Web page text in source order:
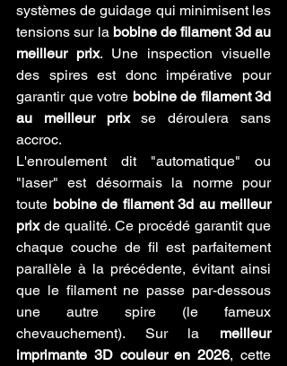
systèmes de guidage qui minimisent les
tensions sur la bobine de filament 3d au
meilleur prix. Une inspection visuelle
des spires est donc impérative pour
garantir que votre bobine de filament 3d
au meilleur prix se déroulera sans
accroc.
L'enroulement dit "automatique" ou
"laser" est désormais la norme pour
toute bobine de filament 3d au meilleur
prix de qualité. Ce procédé garantit que
chaque couche de fil est parfaitement
parallèle à la précédente, évitant ainsi
que le filament ne passe par-dessous
une autre spire (le fameux
chevauchement). Sur la meilleur
imprimante 3D couleur en 2026, cette